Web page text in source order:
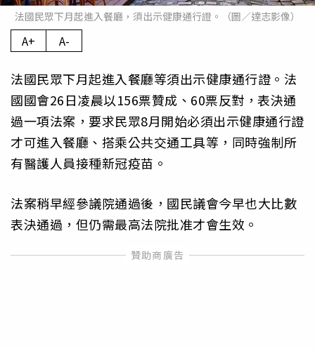
法國民眾下月起進入餐廳，須出示健康通行證。（圖／達志影像）
A+ A-
法國民眾下月起進入餐廳等須出示健康通行證。法
國國會26日凌晨以156票贊成、60票反對，表決通
過一項法案，要求民眾8月開始必須出示健康通行證
才可進入餐廳、搭乘公共交通工具等，同時強制所
有醫護人員接種新冠疫苗。
法案稍早經參議院通過後，國民議會今早也大比數
表決通過，但仍需最高法院批准才會生效。